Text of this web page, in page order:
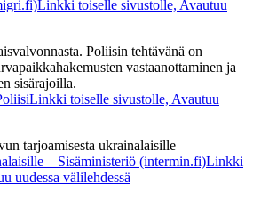
toiselle sivustolle, Avautuu
Poliisin tehtävänä on
vastaanottaminen ja
sisärajoilla.
toiselle sivustolle, Avautuu
tarjoamisesta ukrainalaisille
– Sisäministeriö (intermin.fi)Linkki
uudessa välilehdessä